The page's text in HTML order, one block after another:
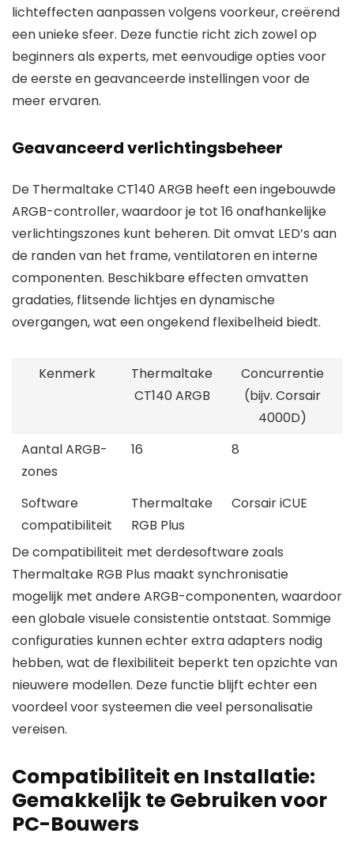
lichteffecten aanpassen volgens voorkeur, creërend
een unieke sfeer. Deze functie richt zich zowel op
beginners als experts, met eenvoudige opties voor
de eerste en geavanceerde instellingen voor de
meer ervaren.
Geavanceerd verlichtingsbeheer
De Thermaltake CT140 ARGB heeft een ingebouwde
ARGB-controller, waardoor je tot 16 onafhankelijke
verlichtingszones kunt beheren. Dit omvat LED’s aan
de randen van het frame, ventilatoren en interne
componenten. Beschikbare effecten omvatten
gradaties, flitsende lichtjes en dynamische
overgangen, wat een ongekend flexibelheid biedt.
Kenmerk
Thermaltake
CT140 ARGB
Concurrentie
(bijv. Corsair
4000D)
Aantal ARGB-
zones
16 8
Software
compatibiliteit
Thermaltake
RGB Plus
Corsair iCUE
De compatibiliteit met derdesoftware zoals
Thermaltake RGB Plus maakt synchronisatie
mogelijk met andere ARGB-componenten, waardoor
een globale visuele consistentie ontstaat. Sommige
configuraties kunnen echter extra adapters nodig
hebben, wat de flexibiliteit beperkt ten opzichte van
nieuwere modellen. Deze functie blijft echter een
voordeel voor systeemen die veel personalisatie
vereisen.
Compatibiliteit en Installatie:
Gemakkelijk te Gebruiken voor
PC-Bouwers